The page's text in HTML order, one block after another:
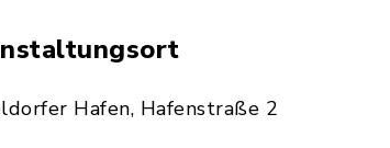
Hafen, Hafenstraße 2